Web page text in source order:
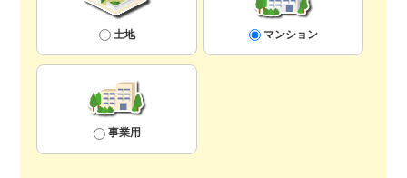
土地 マンション
事業用